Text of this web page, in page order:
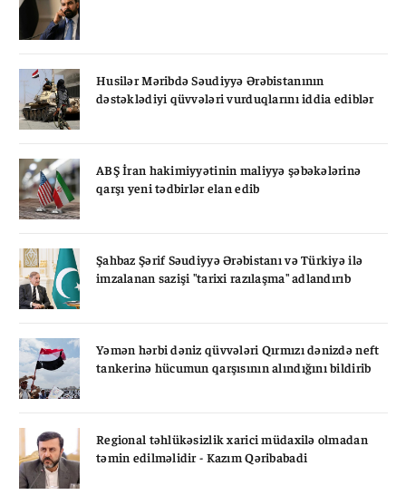
Husilər Məribdə Səudiyyə Ərəbistanının
dəstəklədiyi qüvvələri vurduqlarını iddia ediblər
ABŞ İran hakimiyyətinin maliyyə şəbəkələrinə
qarşı yeni tədbirlər elan edib
Şahbaz Şərif Səudiyyə Ərəbistanı və Türkiyə ilə
imzalanan sazişi "tarixi razılaşma" adlandırıb
Yəmən hərbi dəniz qüvvələri Qırmızı dənizdə neft
tankerinə hücumun qarşısının alındığını bildirib
Regional təhlükəsizlik xarici müdaxilə olmadan
təmin edilməlidir - Kazım Qəribabadi